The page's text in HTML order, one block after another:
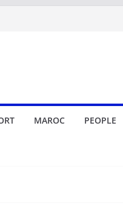
MAROC PEOPLE